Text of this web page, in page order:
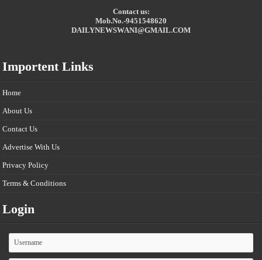
Contact us:
Mob.No.-9451548620
DAILYNEWSWANI@GMAIL.COM
Importent Links
Home
About Us
Contact Us
Advertise With Us
Privacy Policy
Terms & Conditions
Login